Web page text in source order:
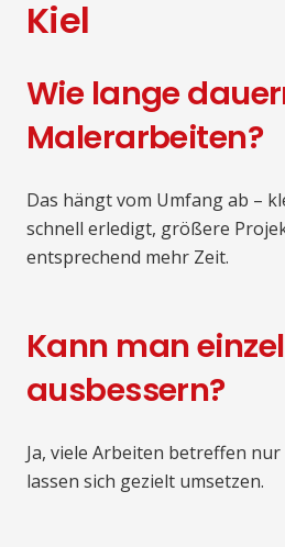
Kiel
Wie lange
Malerarbeiten?
Das hängt vom Umfang ab –
schnell erledigt, größere
entsprechend mehr Zeit.
Kann man
ausbessern?
Ja, viele Arbeiten betreffen
lassen sich gezielt umsetzen.